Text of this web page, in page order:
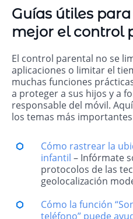
Guías útiles
mejor el control
El control parental no se
aplicaciones o limitar el
muchas funciones
a proteger a sus hijos y a
responsable del móvil.
los temas más
Cómo rastrear la
infantil – Infórmate
protocolos de las
geolocalización
Cómo la función
teléfono” puede